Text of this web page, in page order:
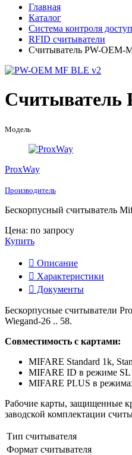
Главная
Каталог
Система контроля
RFID считыватели
Считыватель PW-OEM-
Считыватель
Модель
ProxWay
Производитель
Бескорпусный считыватель
Цена: по запросу
Купить
Описание
Характеристики
Документы
Бескорпусные считыватели
Wiegand-26 .. 58.
Совместимость с картами:
MIFARE Standard 1k,
MIFARE ID в режиме
MIFARE PLUS в
Рабочие карты, защищенные
заводской комплектации
Тип считывателя
Формат считывателя